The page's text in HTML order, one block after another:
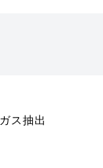
ス抽出